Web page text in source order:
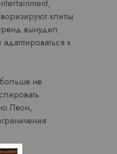
клипы
вынудил
к
не
Леон,